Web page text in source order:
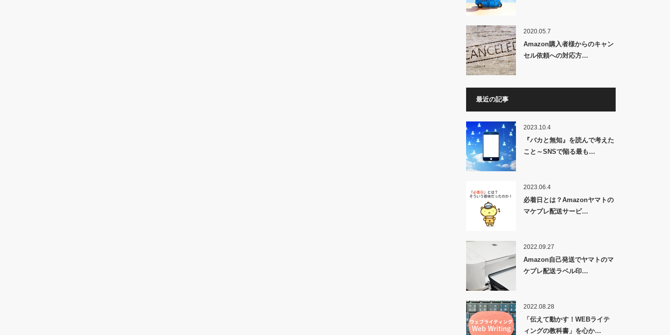
2020.05.7
Amazon購入者様からのキャン
セル依頼への対応方…
最近の記事
2023.10.4
『バカと無知』を読んで考えた
こと～SNSで陥る最も…
2023.06.4
必着日とは？Amazonヤマトの
マケプレ配送サービ…
2022.09.27
Amazon自己発送でヤマトのマ
ケプレ配送ラベル印…
2022.08.28
「伝えて動かす！WEBライテ
ィングの教科書」を心か…